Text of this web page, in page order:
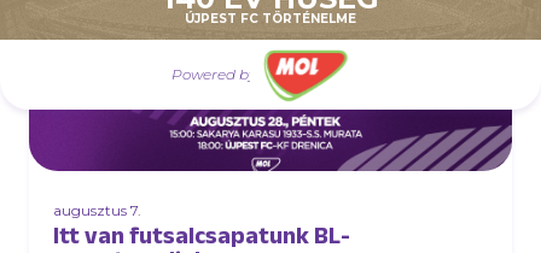
ÚJPEST FC TÖRTÉNELME
Powered by
augusztus 7.
Itt van futsalcsapatunk BL-